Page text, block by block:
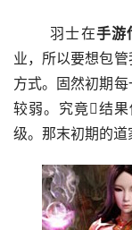
	羽士在
手游
业，所以要想包
方式。固然初期
较弱。究竟结
级。那末初期的